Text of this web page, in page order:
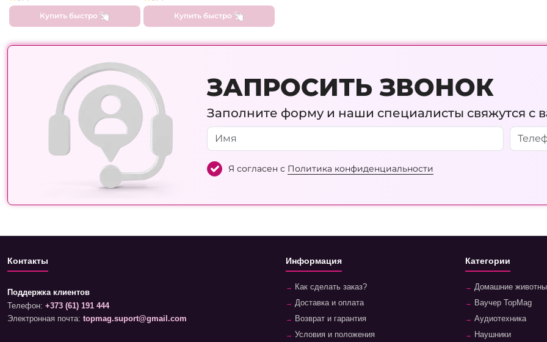
Купить быстро Купить быстро
ЗАПРОСИТЬ ЗВОНОК
Заполните форму и наши специалисты свяжутся с
Я согласен с Политика конфиденциальности
Контакты
Поддержка клиентов
Телефон: +373 (61) 191 444
Электронная почта: topmag.suport@gmail.com
Информация
Как сделать заказ?
Доставка и оплата
Возврат и гарантия
Условия и положения
Категории
Домашние
Ваучер TopMag
Аудиотехника
Наушники